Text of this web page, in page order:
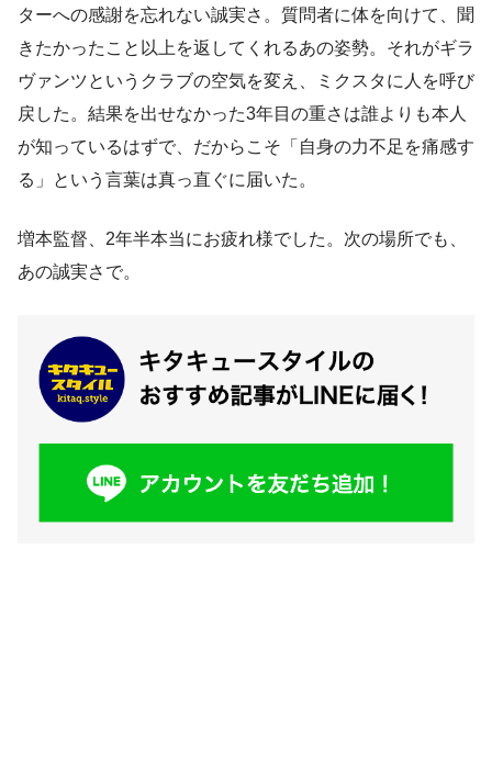
ターへの感謝を忘れない誠実さ。質問者に体を向けて、聞
きたかったこと以上を返してくれるあの姿勢。それがギラ
ヴァンツというクラブの空気を変え、ミクスタに人を呼び
戻した。結果を出せなかった3年目の重さは誰よりも本人
が知っているはずで、だからこそ「自身の力不足を痛感す
る」という言葉は真っ直ぐに届いた。
増本監督、2年半本当にお疲れ様でした。次の場所でも、
あの誠実さで。